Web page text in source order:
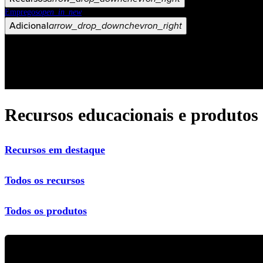
Empregosopen_in_new
Adicionalarrow_drop_downchevron_right
Recursos educacionais e produtos
Recursos em destaque
Todos os recursos
Todos os produtos